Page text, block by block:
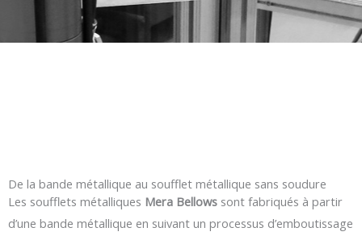
De la bande métallique au soufflet métallique sans soudure
Les soufflets métalliques Mera Bellows sont fabriqués à partir
d’une bande métallique en suivant un processus d’emboutissage